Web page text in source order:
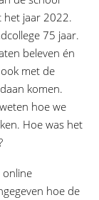
het jaar 2022.
75 jaar.
beleven én
met de
komen.
hoe we
Hoe was het
online
hoe de